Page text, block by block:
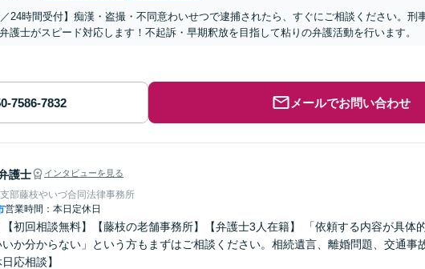
／24時間受付】痴漢・盗撮・不同意わいせつで逮捕されたら、すぐにご相談ください。刑
護士がスピード対応します！不起訴・早期釈放を目指して粘りの弁護活動を行います。
メールでお問い合わせ
護士 インタビューを見る
部藤枝やいづ合同法律事務所
営業時間：本日定休日
【初回相談無料】【藤枝の老舗事務所】【弁護士3人在籍】 「依頼する内容が具体
いか分からない」という方もまずはご相談ください。相続遺言、離婚問題、交通事
応相談】